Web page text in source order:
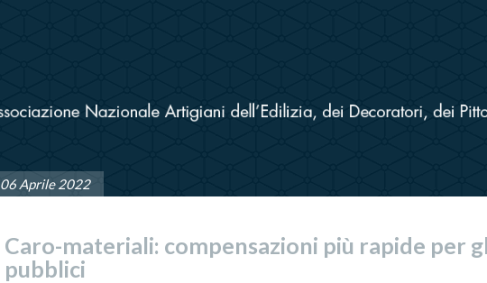
06 Aprile 2022
Caro-materiali: compensazioni più rapide per
pubblici